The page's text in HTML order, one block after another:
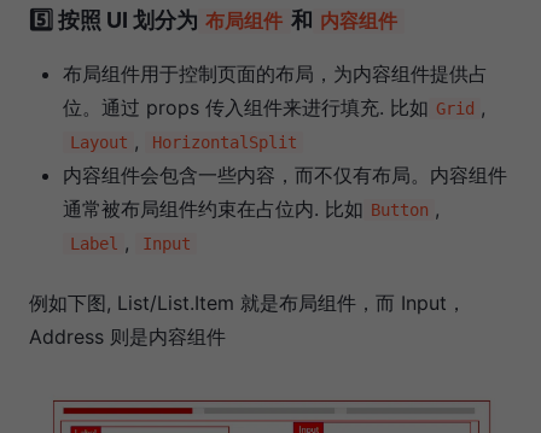
5️⃣ 按照 UI 划分为 布局组件 和 内容组件
布局组件用于控制页面的布局，为内容组件提供占
位。通过 props 传入组件来进行填充. 比如 Grid ,
Layout , HorizontalSplit
内容组件会包含一些内容，而不仅有布局。内容组件
通常被布局组件约束在占位内. 比如 Button ,
Label , Input
例如下图, List/List.Item 就是布局组件，而 Input，
Address 则是内容组件